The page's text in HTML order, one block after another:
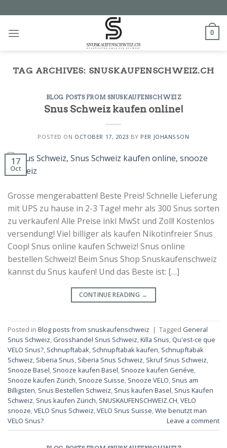
to
content
0
TAG ARCHIVES: SNUSKAUFENSCHWEIZ.CH
BLOG POSTS FROM SNUSKAUFENSCHWEIZ
Snus Schweiz kaufen online!
POSTED ON OCTOBER 17, 2023 BY PER JOHANSSON
17
Oct
Grosse mengerabatten! Beste Preis! Schnelle Lieferung
mit UPS zu hause in 2-3 Tage! mehr als 300 Snus sorten
zu verkaufen! Alle Preise inkl MwSt und Zoll! Kostenlos
versendung! Viel billiger als kaufen Nikotinfreier Snus
Coop! Snus online kaufen Schweiz! Snus online
bestellen Schweiz! Beim Snus Shop Snuskaufenschweiz
kannst du Snus kaufen! Und das Beste ist: […]
CONTINUE READING →
Posted in Blog posts from snuskaufenschweiz | Tagged General
Snus Schweiz, Grosshandel Snus Schweiz,Killa Snus, Qu'est-ce que
VELO Snus?, Schnupftabak, Schnupftabak kaufen, Schnupftabak
Schweiz, Siberia Snus, Siberia Snus Schweiz, Skruf Snus Schweiz,
Snooze Basel, Snooze kaufen Basel, Snooze kaufen Genéve,
Snooze kaufen Zürich, Snooze Suisse, Snooze VELO, Snus am
Billigsten, Snus Bestellen Schweiz, Snus kaufen Basel, Snus Kaufen
Schweiz, Snus kaufen Zürich, SNUSKAUFENSCHWEIZ.CH,VELO
snooze,VELO Snus Schweiz,VELO Snus Suisse,Wie benutzt man
VELO Snus?
Leave a comment